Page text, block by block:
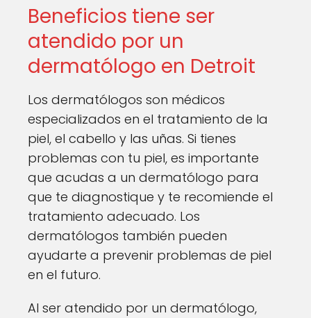
Beneficios tiene ser
atendido por un
dermatólogo en Detroit
Los dermatólogos son médicos
especializados en el tratamiento de la
piel, el cabello y las uñas. Si tienes
problemas con tu piel, es importante
que acudas a un dermatólogo para
que te diagnostique y te recomiende el
tratamiento adecuado. Los
dermatólogos también pueden
ayudarte a prevenir problemas de piel
en el futuro.
Al ser atendido por un dermatólogo,